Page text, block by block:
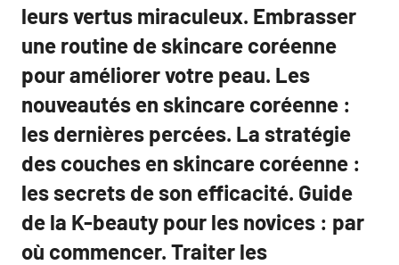
leurs vertus miraculeux. Embrasser
une routine de skincare coréenne
pour améliorer votre peau. Les
nouveautés en skincare coréenne :
les dernières percées. La stratégie
des couches en skincare coréenne :
les secrets de son efficacité. Guide
de la K-beauty pour les novices : par
où commencer. Traiter les